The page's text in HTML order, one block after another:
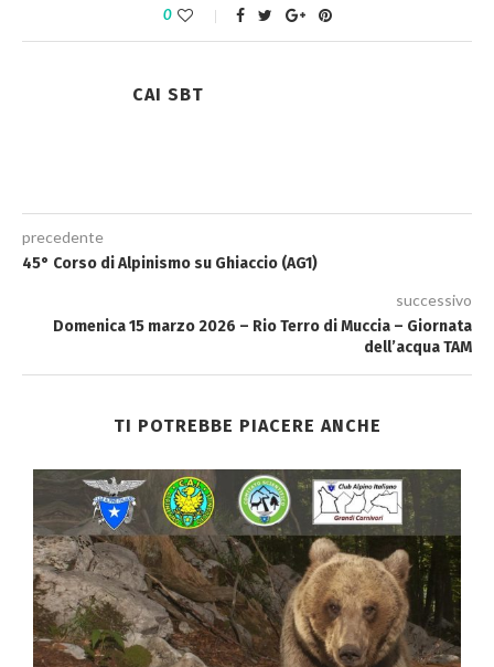
0
CAI SBT
precedente
45° Corso di Alpinismo su Ghiaccio (AG1)
successivo
Domenica 15 marzo 2026 – Rio Terro di Muccia – Giornata
dell’acqua TAM
TI POTREBBE PIACERE ANCHE